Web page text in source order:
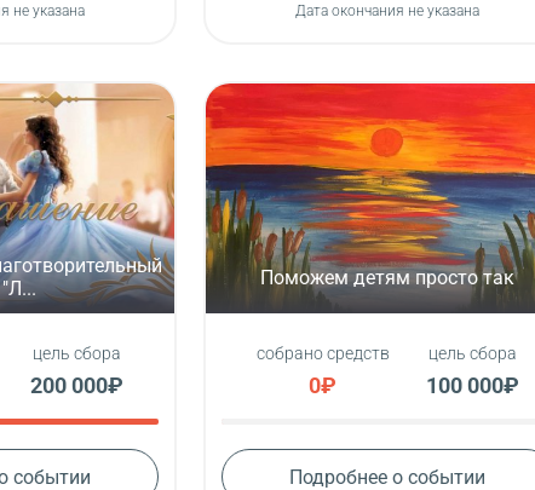
не указана Дата окончания не указана
цель сбора
200 000₽
событии
Поможем детям просто так
собрано средств
0₽
цель сбора
100 000₽
Подробнее о событии